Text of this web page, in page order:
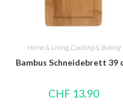
Home & Living, Cooking & Baking
Bambus Schneidebrett 39
CHF 13.90